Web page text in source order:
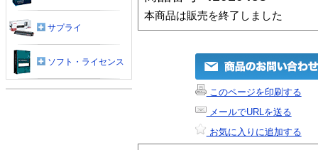
本商品は販売を終了しました
このページを印刷する
メールでURLを送る
お気に入りに追加する
サプライ
ソフト・ライセンス